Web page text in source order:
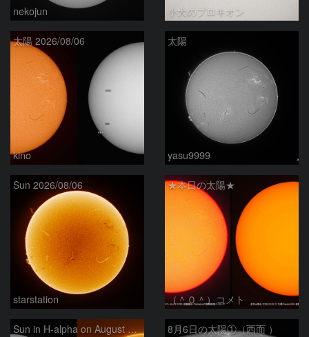
nekojun 小犬のプロキオン
太陽 2026/08/06
kino
太陽
yasu9999
Sun 2026/08/06
starstation
★本日の太陽★
（＾０＾）コメト
Sun in H-alpha on August 6, 2026 8月6日の太陽①（西面 ）